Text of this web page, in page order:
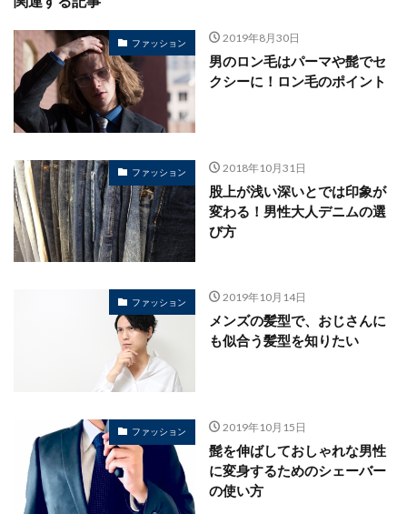
ファッション 2019年8月30日
男のロン毛はパーマや髭でセ
クシーに！ロン毛のポイント
ファッション 2018年10月31日
股上が浅い深いとでは印象が
変わる！男性大人デニムの選
び方
ファッション 2019年10月14日
メンズの髪型で、おじさんに
も似合う髪型を知りたい
ファッション 2019年10月15日
髭を伸ばしておしゃれな男性
に変身するためのシェーバー
の使い方